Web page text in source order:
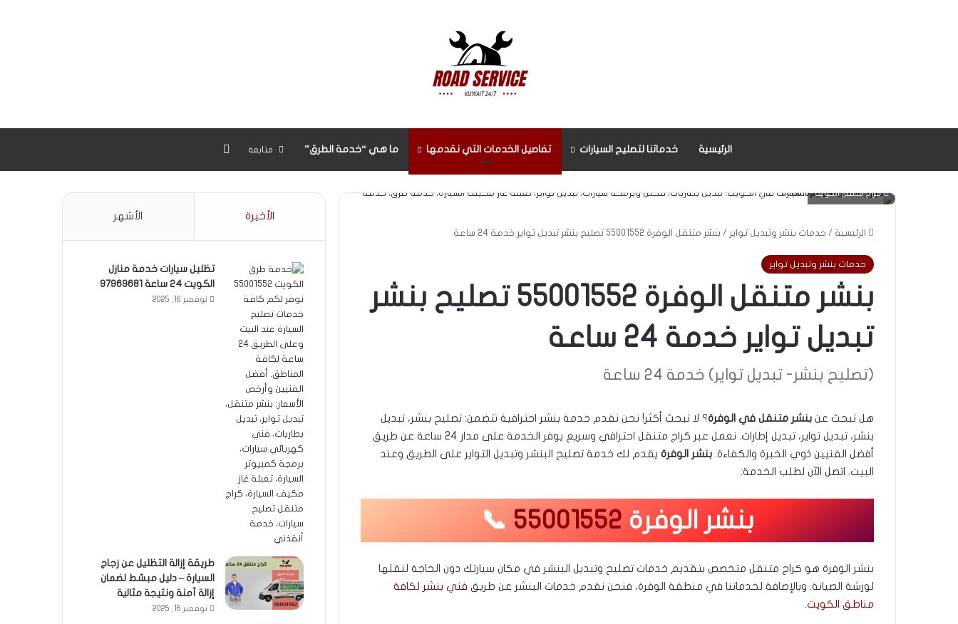
الرئيسية خدماتنا لتصليح السيارات تفاصيل الخدمات التي نقدمها ما هي “خدمة الطرق” متابعة
كراج متنقل الكويت
الرئيسية / خدمات بنشر وتبديل تواير / بنشر متنقل الوفرة 55001552 تصليح بنشر تبديل تواير خدمة 24 ساعة
خدمات بنشر وتبديل تواير
بنشر متنقل الوفرة 55001552 تصليح بنشر
تبديل تواير خدمة 24 ساعة
(تصليح بنشر- تبديل تواير) خدمة 24 ساعة
هل تبحث عن بنشر متنقل في الوفرة؟ لا تبحث أكثر! نحن نقدم خدمة بنشر احترافية تتضمن: تصليح بنشر، تبديل
بنشر، تبديل تواير، تبديل إطارات. نعمل عبر كراج متنقل احترافي وسريع يوفر الخدمة على مدار 24 ساعة عن طريق
أفضل الفنيين ذوي الخبرة والكفاءة. بنشر الوفرة يقدم لك خدمة تصليح البنشر وتبديل التواير على الطريق وعند
البيت. اتصل الآن لطلب الخدمة:
بنشر الوفرة 55001552
📞
بنشر الوفرة هو كراج متنقل متخصص بتقديم خدمات تصليح وتبديل البنشر في مكان سيارتك دون الحاجة لنقلها
لورشة الصيانة. وبالإضافة لخدماتنا في منطقة الوفرة، فنحن نقدم خدمات البنشر عن طريق فني بنشر لكافة
مناطق الكويت.
الأخيرة الأشهر
تظليل سيارات خدمة منازل
الكويت 24 ساعة 97969681
نوفمبر 16, 2025
طريقة إزالة التظليل عن زجاج
السيارة – دليل مبسّط لضمان
إزالة آمنة ونتيجة مثالية
نوفمبر 16, 2025